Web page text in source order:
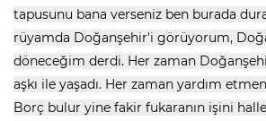
tapusunu bana verseniz ben burada
rüyamda Doğanşehir'i görüyorum,
döneceğim derdi. Her zaman
aşkı ile yaşadı. Her zaman yardım
Borç bulur yine fakir fukaranın işini